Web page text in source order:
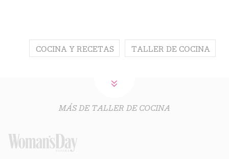
COCINA Y RECETAS TALLER DE COCINA
MÁS DE TALLER DE COCINA